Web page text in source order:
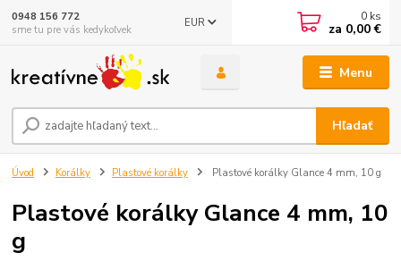
Menu
EUR
Hľadať
0948 156 772
sme tu pre vás kedykoľvek
0 ks
za 0,00 €
Úvod Korálky Plastové korálky Plastové korálky Glance 4 mm, 10 g
Plastové korálky Glance 4 mm, 10
g